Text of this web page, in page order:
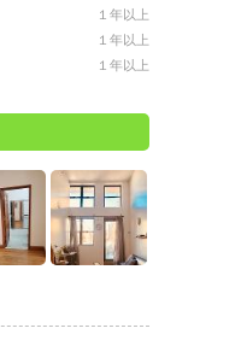
１年以上
１年以上
１年以上